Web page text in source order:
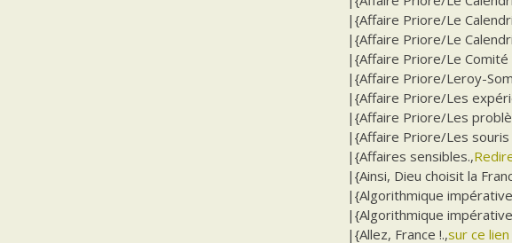
|{Affaire Priore/Le
|{Affaire Priore/Le
|{Affaire Priore/Le Comité
|{Affaire Priore/Leroy-
|{Affaire Priore/Les
|{Affaire Priore/Les
|{Affaire Priore/Les souris
|{Affaires sensibles.,
|{Ainsi, Dieu choisit la
|{Algorithmique
|{Algorithmique
|{Allez, France !.,sur ce